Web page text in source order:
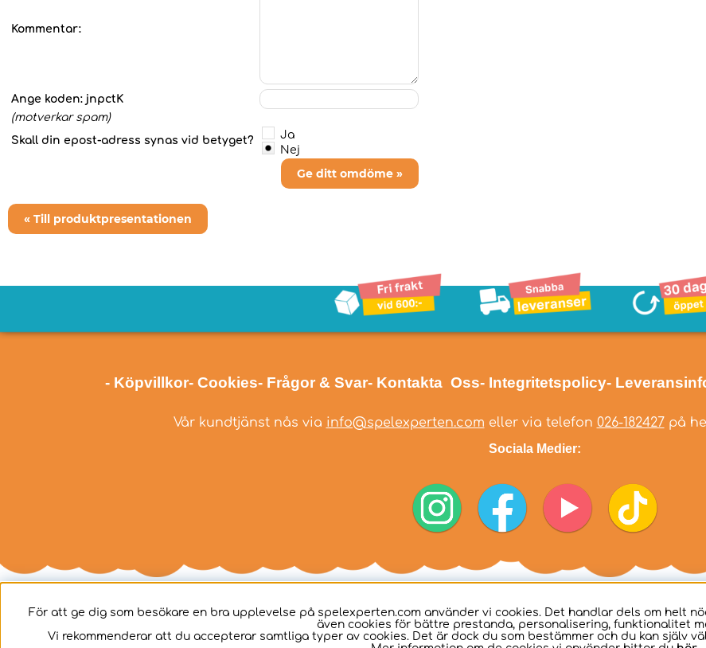
Kommentar:
Ange koden: jnpctK
(motverkar spam)
Skall din epost-adress synas vid betyget?
Ja
Nej
Ge ditt omdöme »
« Till produktpresentationen
- Köpvillkor- Cookies- Frågor & Svar- Kontakta Oss- Integritetspolicy-
Vår kundtjänst nås via info@spelexperten.com eller via telefon 026-182427på
Sociala Medier:
För att ge dig som besökare en bra upplevelse på spelexperten.com använder vi cookies. Det handlar dels om helt
även cookies för bättre prestanda, personalisering, funktionalitet
Vi rekommenderar att du accepterar samtliga typer av cookies. Det är dock du som bestämmer och du kan själv